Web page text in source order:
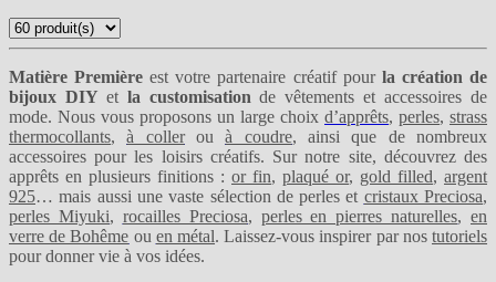
Matière Première est votre partenaire créatif pourla création de
bijoux DIY etla customisation de vêtements et accessoires de
mode. Nous vous proposons un large choix d’apprêts, perles, strass
thermocollants,à collerouà coudre, ainsi que de nombreux
accessoires pour les loisirs créatifs. Sur notre site, découvrez des
apprêts en plusieurs finitions : or fin, plaqué or, gold filled, argent
925… mais aussi une vaste sélection de perles et cristaux Preciosa,
perles Miyuki, rocailles Preciosa, perles en pierres naturelles, en
verre de Bohême ou en métal. Laissez-vous inspirer par nostutoriels
pour donner vie à vos idées.